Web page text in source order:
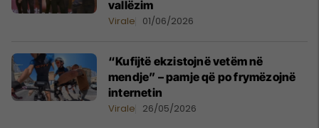
vallëzim
Virale 01/06/2026
“Kufijtë ekzistojnë vetëm në
mendje” – pamje që po frymëzojnë
internetin
Virale 26/05/2026